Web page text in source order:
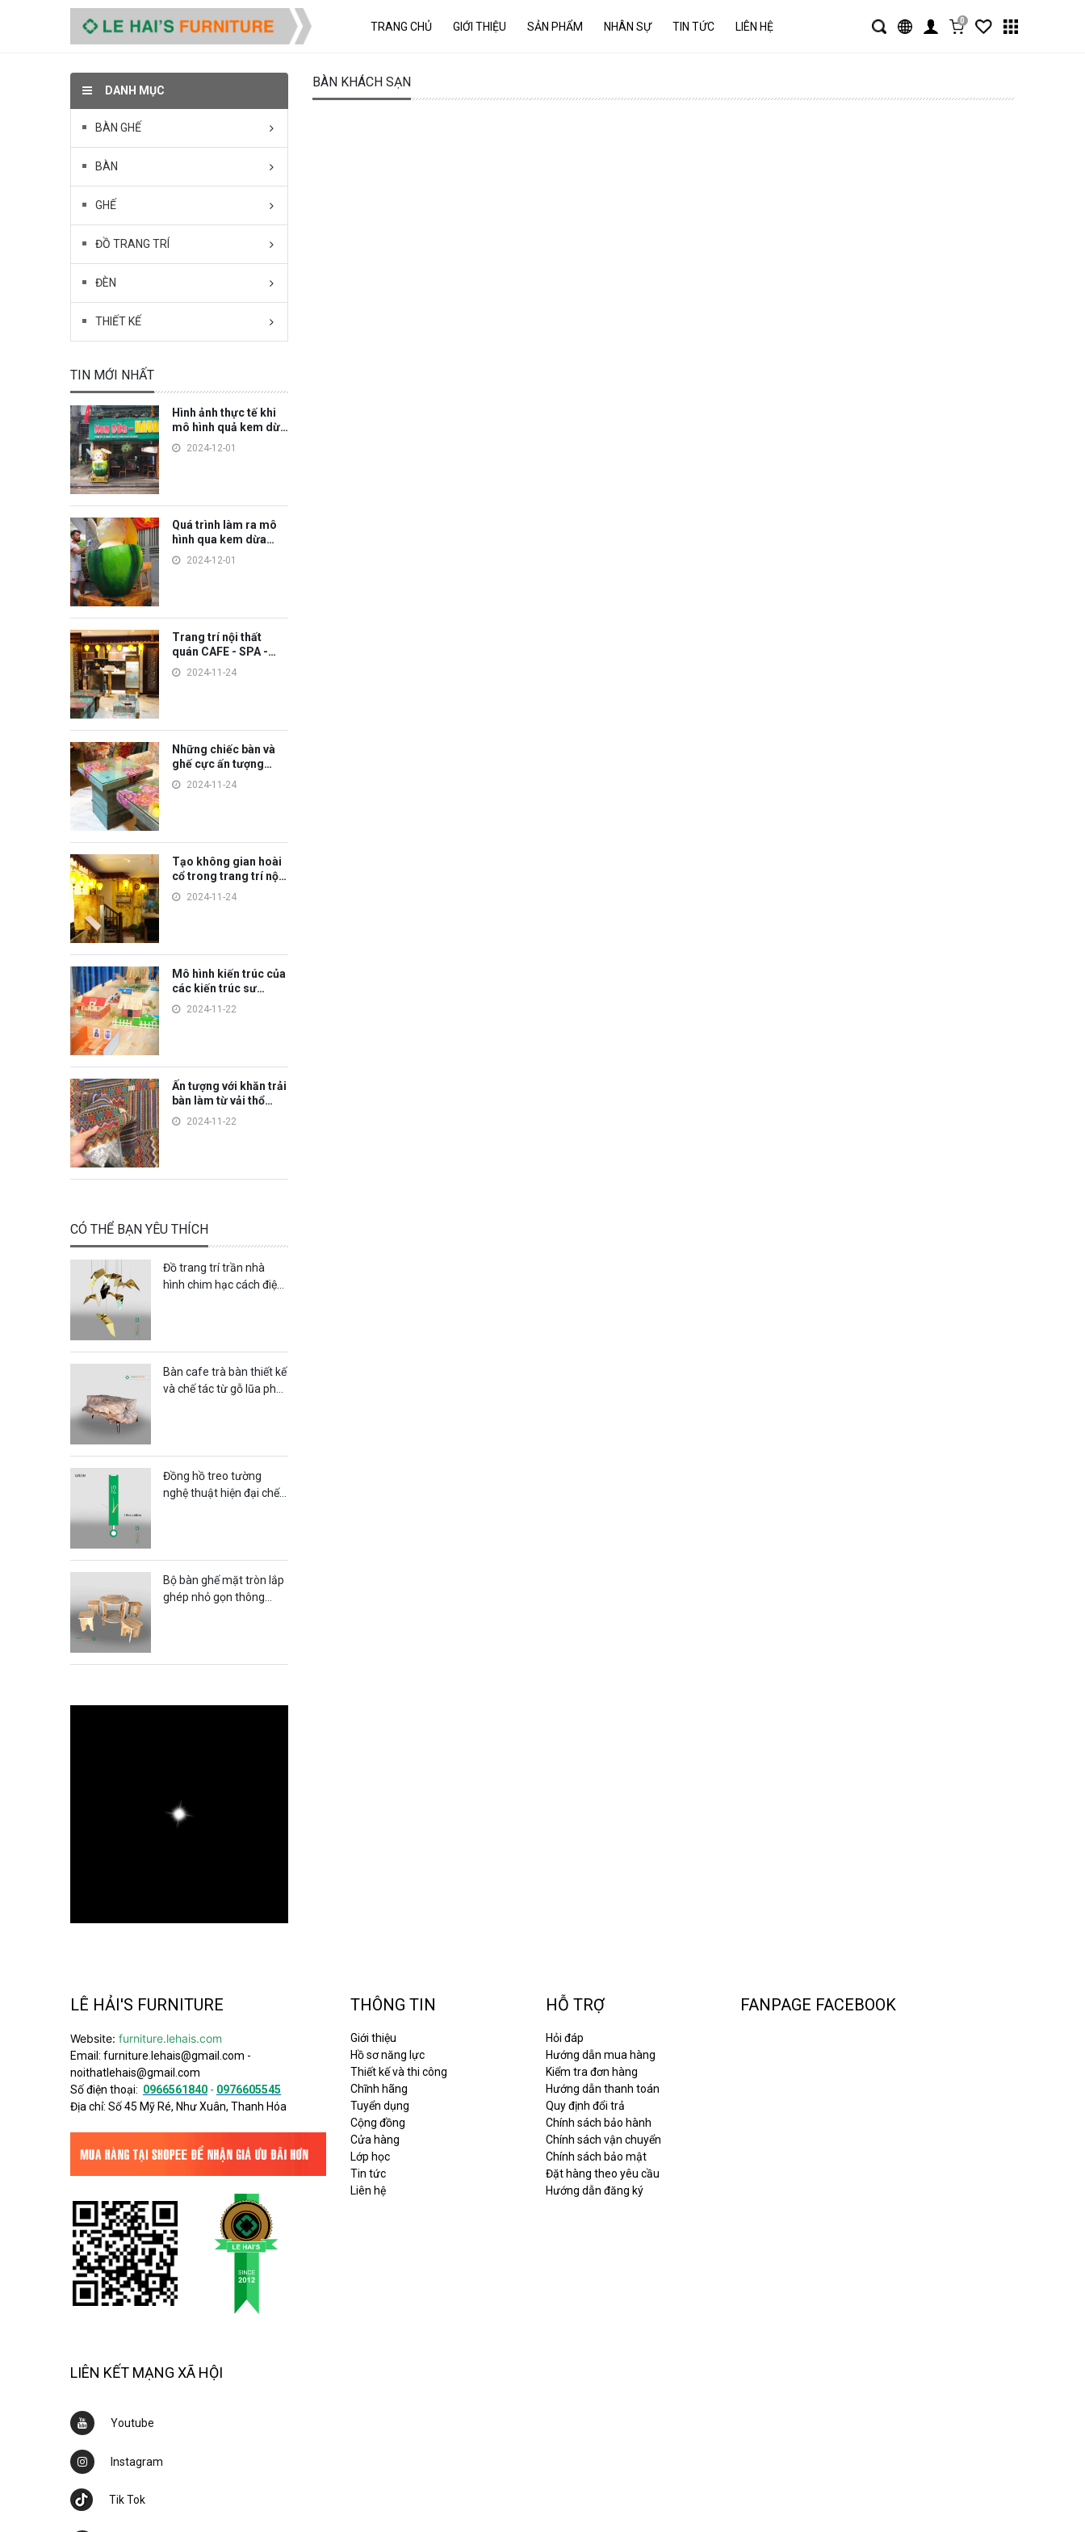
TRANG CHỦ GIỚI THIỆU SẢN PHẨM NHÂN SỰ TIN TỨC LIÊN HỆ 0
BÀN KHÁCH SẠN
DANH MỤC
BÀN GHẾ
BÀN
GHẾ
ĐỒ TRANG TRÍ
ĐÈN
THIẾT KẾ
TIN MỚI NHẤT
Hình ảnh thực tế khi
mô hình quả kem dừa
khi đặt ở quán
2024-12-01
Quá trình làm ra mô
hình qua kem dừa
trang trí
2024-12-01
Trang trí nội thất
quán CAFE - SPA -
HOME theo phong
cách Hà Nội cổ
2024-11-24
Những chiếc bàn và
ghế cực ấn tượng
trong trang trí nội
thất
2024-11-24
Tạo không gian hoài
cổ trong trang trí nội
thất quán CAFE - SPA
- HOME
2024-11-24
Mô hình kiến trúc của
các kiến trúc sư
tương lai
2024-11-22
Ấn tượng với khăn trải
bàn làm từ vải thổ
cẩm2024-11-22
CÓ THỂ BẠN YÊU THÍCH
Đồ trang trí trần nhà
hình chim hạc cách điệu
Bàn cafe trà bàn thiết kế
và chế tác từ gỗ lũa phù
Đồng hồ treo tường
nghệ thuật hiện đại chế
Bộ bàn ghế mặt tròn lắp
ghép nhỏ gọn thông
LÊ HẢI'S FURNITURE
Website: furniture.lehais.com
Email: furniture.lehais@gmail.com -
noithatlehais@gmail.com
Số điện thoại: 0966561840 - 0976605545
Địa chỉ: Số 45 Mỹ Ré, Như Xuân, Thanh Hóa
LIÊN KẾT MẠNG XÃ HỘI
Youtube
Instagram
Tik Tok
THÔNG TIN
Giới thiệu
Hồ sơ năng lực
Thiết kế và thi công
Chĩnh hãng
Tuyển dụng
Cộng đồng
Cửa hàng
Lớp học
Tin tức
Liên hệ
HỖ TRỢ
Hỏi đáp
Hướng dẫn mua hàng
Kiểm tra đơn hàng
Hướng dẫn thanh toán
Quy định đổi trả
Chính sách bảo hành
Chính sách vận chuyển
Chính sách bảo mật
Đặt hàng theo yêu cầu
Hướng dẫn đăng ký
FANPAGE FACEBOOK